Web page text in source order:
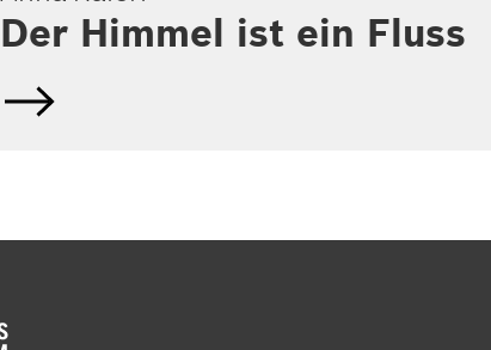
Der Himmel ist ein Fluss